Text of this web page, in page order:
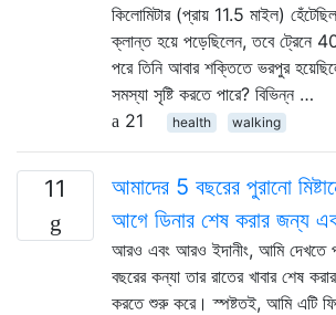
কিলোমিটার (প্রায় 11.5 মাইল)
ক্লান্ত হয়ে পড়েছিলেন, তবে ট্রেনে 40
পরে তিনি আবার শক্তিতে ভরপুর
সমস্যা সৃষ্টি করতে পারে? বিভিন্ন …
21
health walking
11
আমাদের 5 বছরের পুরানো
আগে ডিনার শেষ করার জন্য
আরও এবং আরও ইদানীং, আমি দেখতে
বছরের কন্যা তার রাতের খাবার শেষ
করতে শুরু করে। স্পষ্টতই, আমি এটি